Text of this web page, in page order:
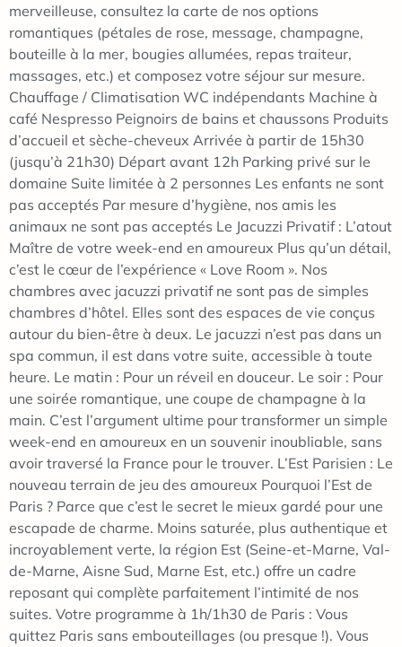
merveilleuse, consultez la carte de nos options
romantiques (pétales de rose, message, champagne,
bouteille à la mer, bougies allumées, repas traiteur,
massages, etc.) et composez votre séjour sur mesure.
Chauffage / Climatisation WC indépendants Machine à
café Nespresso Peignoirs de bains et chaussons Produits
d’accueil et sèche-cheveux Arrivée à partir de 15h30
(jusqu’à 21h30) Départ avant 12h Parking privé sur le
domaine Suite limitée à 2 personnes Les enfants ne sont
pas acceptés Par mesure d’hygiène, nos amis les
animaux ne sont pas acceptés Le Jacuzzi Privatif : L’atout
Maître de votre week-end en amoureux Plus qu’un détail,
c’est le cœur de l’expérience « Love Room ». Nos
chambres avec jacuzzi privatif ne sont pas de simples
chambres d’hôtel. Elles sont des espaces de vie conçus
autour du bien-être à deux. Le jacuzzi n’est pas dans un
spa commun, il est dans votre suite, accessible à toute
heure. Le matin : Pour un réveil en douceur. Le soir : Pour
une soirée romantique, une coupe de champagne à la
main. C’est l’argument ultime pour transformer un simple
week-end en amoureux en un souvenir inoubliable, sans
avoir traversé la France pour le trouver. L’Est Parisien : Le
nouveau terrain de jeu des amoureux Pourquoi l’Est de
Paris ? Parce que c’est le secret le mieux gardé pour une
escapade de charme. Moins saturée, plus authentique et
incroyablement verte, la région Est (Seine-et-Marne, Val-
de-Marne, Aisne Sud, Marne Est, etc.) offre un cadre
reposant qui complète parfaitement l’intimité de nos
suites. Votre programme à 1h/1h30 de Paris : Vous
quittez Paris sans embouteillages (ou presque !). Vous